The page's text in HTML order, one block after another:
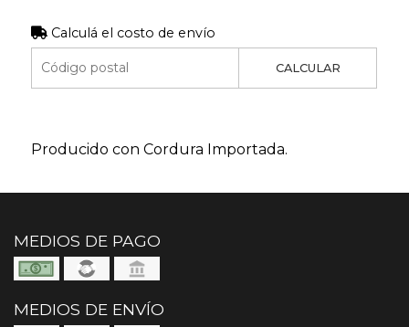
Calculá el costo de envío
CALCULAR
Producido con Cordura Importada.
MEDIOS DE PAGO
MEDIOS DE ENVÍO